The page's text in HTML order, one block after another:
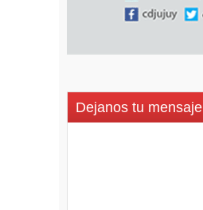
Dejanos tu mensaje